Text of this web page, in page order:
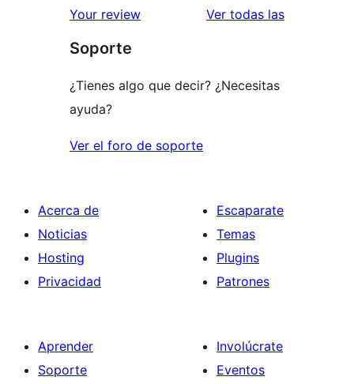
Your review Ver todas las
Soporte
¿Tienes algo que decir? ¿Necesitas
ayuda?
Ver el foro de soporte
Acerca de
Noticias
Hosting
Privacidad
Escaparate
Temas
Plugins
Patrones
Aprender
Soporte
Involúcrate
Eventos